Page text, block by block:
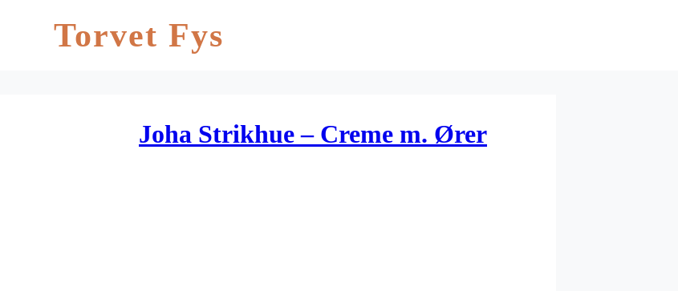
Torvet Fys
Joha Strikhue – Creme m. Ører